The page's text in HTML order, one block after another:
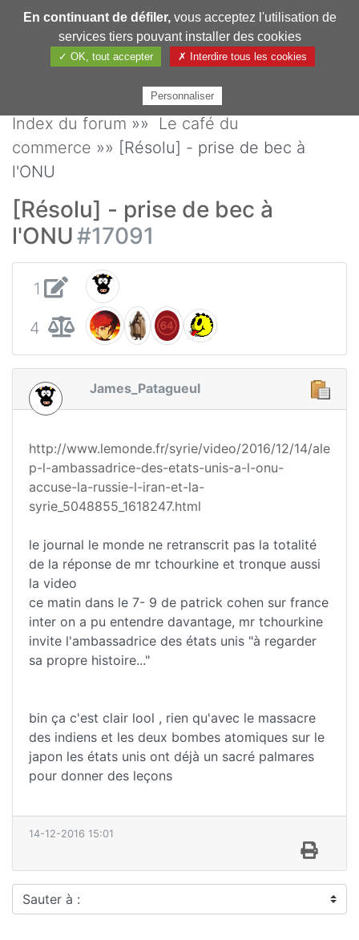
Pharmechange
Index du forum »» Le café du
commerce »» [Résolu] - prise de bec à
l'ONU
[Résolu] - prise de bec à
l'ONU#17091
1
4
James_Patagueul
http://www.lemonde.fr/syrie/video/2016/12/14/ale
p-l-ambassadrice-des-etats-unis-a-l-onu-
accuse-la-russie-l-iran-et-la-
syrie_5048855_1618247.html
le journal le monde ne retranscrit pas la totalité
de la réponse de mr tchourkine et tronque aussi
la video
ce matin dans le 7- 9 de patrick cohen sur france
inter on a pu entendre davantage, mr tchourkine
invite l'ambassadrice des états unis "à regarder
sa propre histoire..."
bin ça c'est clair lool , rien qu'avec le massacre
des indiens et les deux bombes atomiques sur le
japon les états unis ont déjà un sacré palmares
pour donner des leçons
14-12-2016 15:01
Sauter à :
En continuant de défiler,vous acceptez l'utilisation de
services tiers pouvant installer des cookies
✓ OK, tout accepter ✗ Interdire tous les cookies
Personnaliser